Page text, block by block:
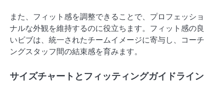
また、フィット感を調整できることで、プロフェッショ
ナルな外観を維持するのに役立ちます。フィット感の良
いビブは、統一されたチームイメージに寄与し、コーチ
ングスタッフ間の結束感を育みます。
サイズチャートとフィッティングガイドライン